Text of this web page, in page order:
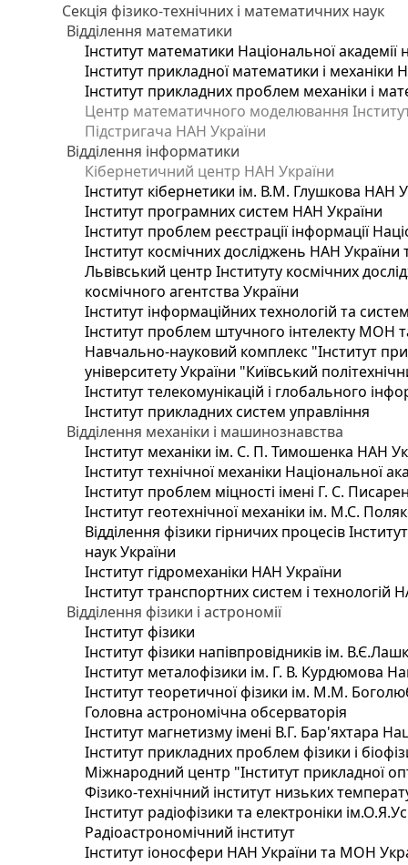
Секція фізико-технічних і математичних наук
Відділення математики
Інститут математики Національної академії
Інститут прикладної математики і механіки
Інститут прикладних проблем механіки і
Центр математичного моделювання
Підстригача НАН України
Відділення інформатики
Кібернетичний центр НАН України
Інститут кібернетики ім. В.М. Глушкова НАН
Інститут програмних систем НАН України
Інститут проблем реєстрації інформації
Інститут космічних досліджень НАН України
Львівський центр Інституту космічних
космічного агентства України
Інститут інформаційних технологій та
Інститут проблем штучного інтелекту МОН
Навчально-науковий комплекс "Інститут
університету України "Київський
Інститут телекомунікацій і глобального
Інститут прикладних систем управління
Відділення механіки і машинознавства
Інститут механіки ім. С. П. Тимошенка НАН
Інститут технічної механіки Національної
Інститут проблем міцності імені Г. С.
Інститут геотехнічної механіки ім. М.С.
Відділення фізики гірничих процесів
наук України
Інститут гідромеханіки НАН України
Інститут транспортних систем і технологій
Відділення фізики і астрономії
Інститут фізики
Інститут фізики напівпровідників ім.
Інститут металофізики ім. Г. В. Курдюмова
Інститут теоретичної фізики ім. М.М.
Головна астрономічна обсерваторія
Інститут магнетизму імені В.Г. Бар'яхтара
Інститут прикладних проблем фізики і
Міжнародний центр "Інститут прикладної
Фізико-технічний інститут низьких
Інститут радіофізики та електроніки
Радіоастрономічний інститут
Інститут іоносфери НАН України та МОН